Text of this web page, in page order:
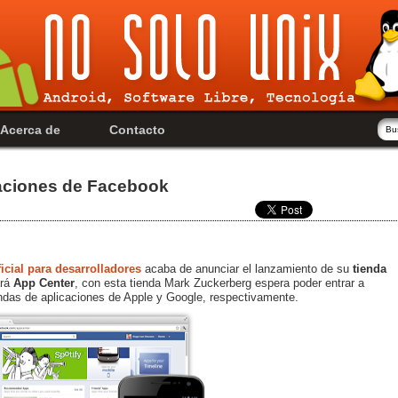
Acerca de Contacto
de Facebook
para desarrolladores acaba de anunciar el lanzamiento de su tienda
App Center , con esta tienda Mark Zuckerberg espera poder entrar a
de aplicaciones de Apple y Google, respectivamente.